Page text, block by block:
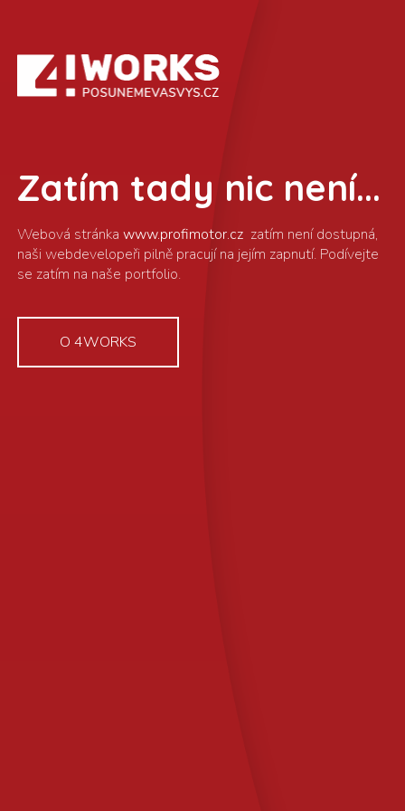
Zatím tady nic není...
www.profimotor.cz
O 4WORKS